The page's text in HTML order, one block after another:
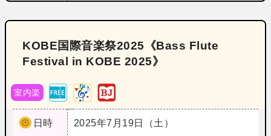
KOBE国際音楽祭2025《Bass Flute
Festival in KOBE 2025》
室内楽
日時
2025年7月19日（土）